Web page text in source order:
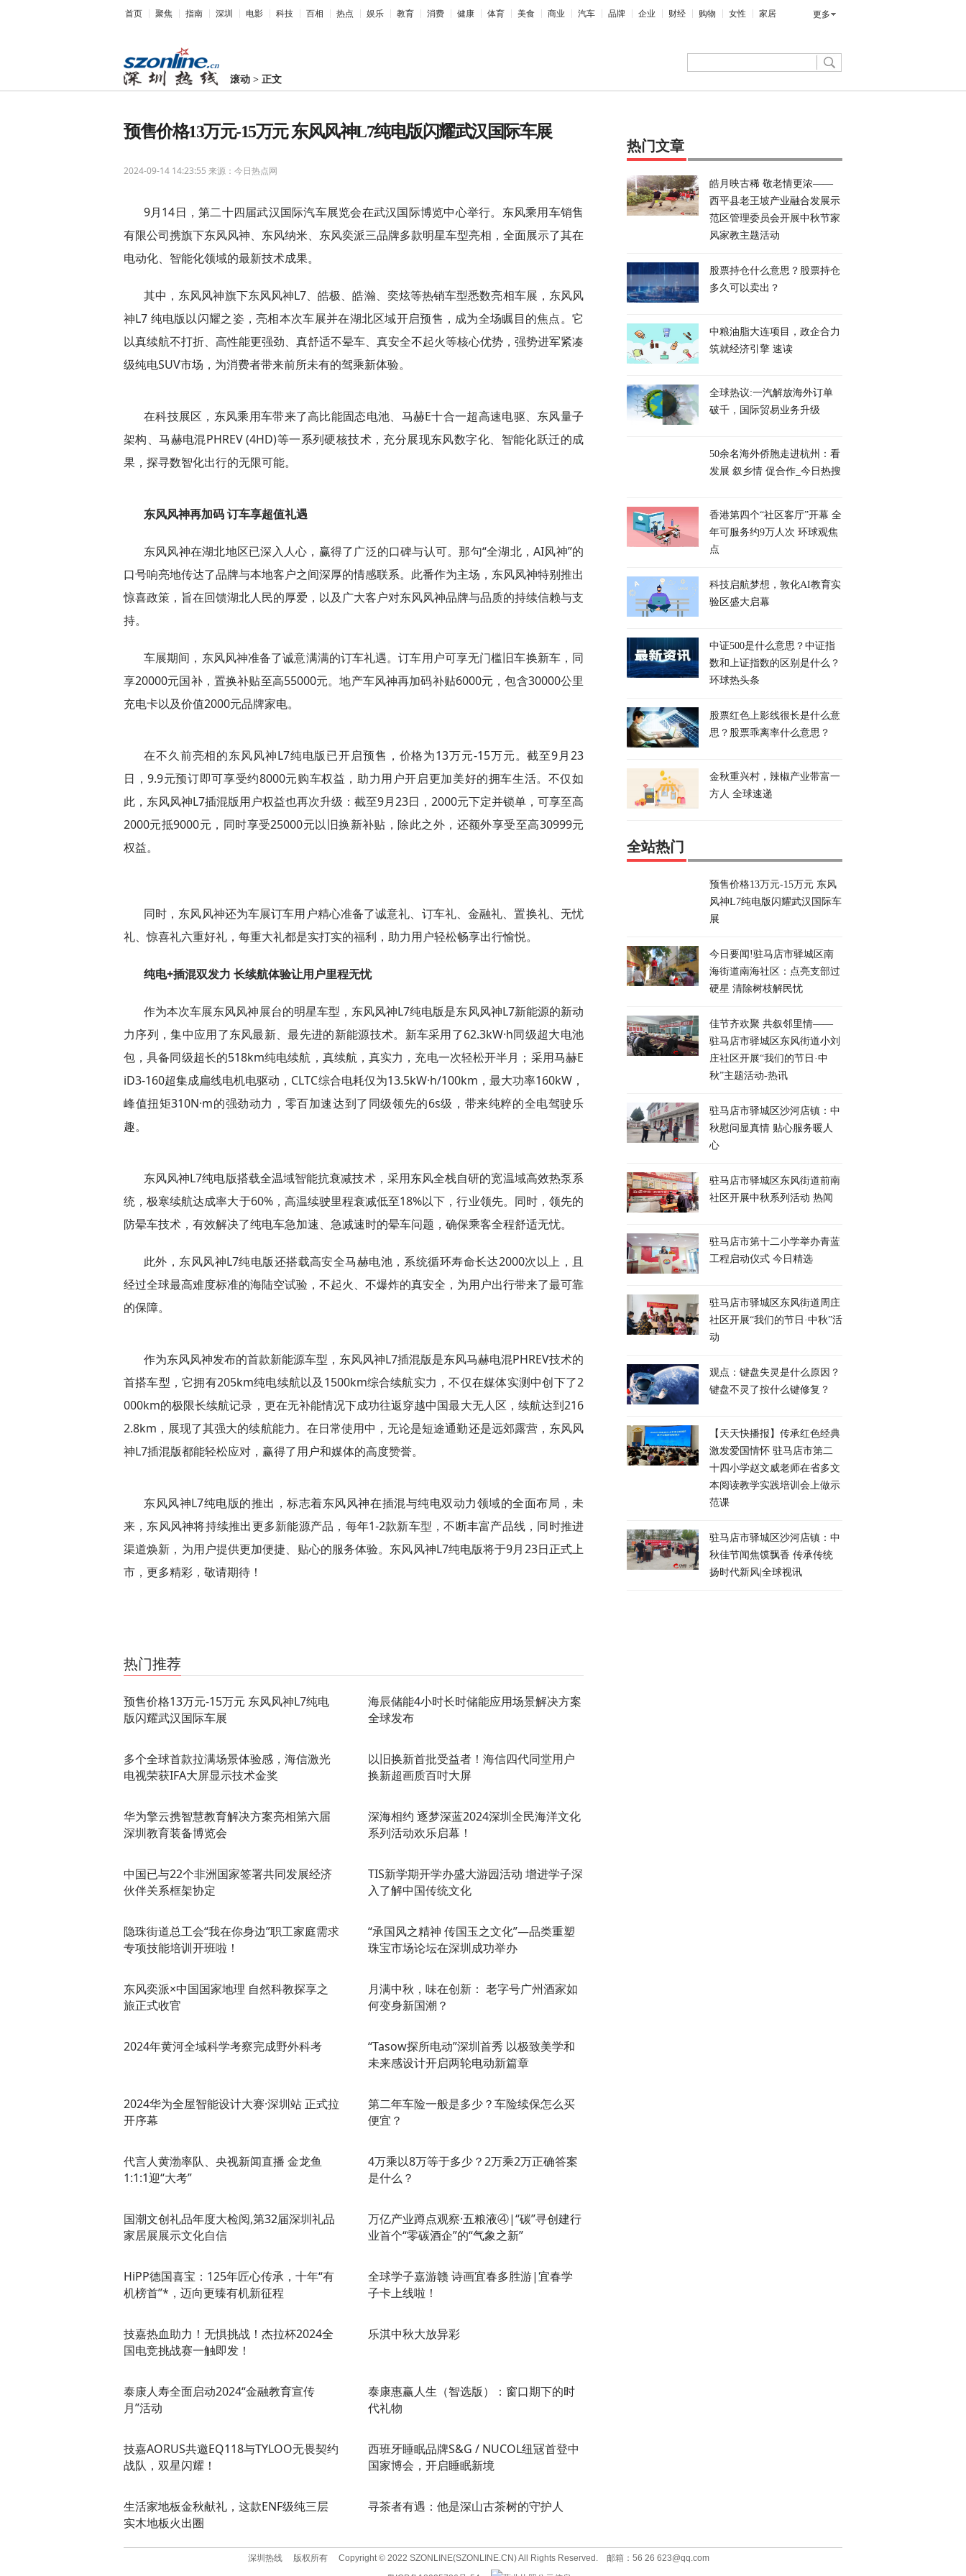
首页 聚焦 指南 深圳 电影 科技 百相 热点 娱乐 教育 消费 健康 体育 美食 商业 汽车 品牌 企业 财经 购物 女性 家居 更多
滚动 >正文
预售价格13万元-15万元 东风风神L7纯电版闪耀武汉国际车展
2024-09-14 14:23:55 来源：今日热点网
9月14日，第二十四届武汉国际汽车展览会在武汉国际博览中心举行。东风乘用车销售
有限公司携旗下东风风神、东风纳米、东风奕派三品牌多款明星车型亮相，全面展示了其在
电动化、智能化领域的最新技术成果。
其中，东风风神旗下东风风神L7、皓极、皓瀚、奕炫等热销车型悉数亮相车展，东风风
神L7 纯电版以闪耀之姿，亮相本次车展并在湖北区域开启预售，成为全场瞩目的焦点。它
以真续航不打折、高性能更强劲、真舒适不晕车、真安全不起火等核心优势，强势进军紧凑
级纯电SUV市场，为消费者带来前所未有的驾乘新体验。
在科技展区，东风乘用车带来了高比能固态电池、马赫E十合一超高速电驱、东风量子
架构、马赫电混PHREV (4HD)等一系列硬核技术，充分展现东风数字化、智能化跃迁的成
果，探寻数智化出行的无限可能。
东风风神再加码 订车享超值礼遇
东风风神在湖北地区已深入人心，赢得了广泛的口碑与认可。那句“全湖北，AI风神”的
口号响亮地传达了品牌与本地客户之间深厚的情感联系。此番作为主场，东风风神特别推出
惊喜政策，旨在回馈湖北人民的厚爱，以及广大客户对东风风神品牌与品质的持续信赖与支
持。
车展期间，东风风神准备了诚意满满的订车礼遇。订车用户可享无门槛旧车换新车，同
享20000元国补，置换补贴至高55000元。地产车风神再加码补贴6000元，包含30000公里
充电卡以及价值2000元品牌家电。
在不久前亮相的东风风神L7纯电版已开启预售，价格为13万元-15万元。截至9月23
日，9.9元预订即可享受约8000元购车权益，助力用户开启更加美好的拥车生活。不仅如
此，东风风神L7插混版用户权益也再次升级：截至9月23日，2000元下定并锁单，可享至高
2000元抵9000元，同时享受25000元以旧换新补贴，除此之外，还额外享受至高30999元
权益。
同时，东风风神还为车展订车用户精心准备了诚意礼、订车礼、金融礼、置换礼、无忧
礼、惊喜礼六重好礼，每重大礼都是实打实的福利，助力用户轻松畅享出行愉悦。
纯电+插混双发力 长续航体验让用户里程无忧
作为本次车展东风风神展台的明星车型，东风风神L7纯电版是东风风神L7新能源的新动
力序列，集中应用了东风最新、最先进的新能源技术。新车采用了62.3kW·h同级超大电池
包，具备同级超长的518km纯电续航，真续航，真实力，充电一次轻松开半月；采用马赫E
iD3-160超集成扁线电机电驱动，CLTC综合电耗仅为13.5kW·h/100km，最大功率160kW，
峰值扭矩310N·m的强劲动力，零百加速达到了同级领先的6s级，带来纯粹的全电驾驶乐
趣。
东风风神L7纯电版搭载全温域智能抗衰减技术，采用东风全栈自研的宽温域高效热泵系
统，极寒续航达成率大于60%，高温续驶里程衰减低至18%以下，行业领先。同时，领先的
防晕车技术，有效解决了纯电车急加速、急减速时的晕车问题，确保乘客全程舒适无忧。
此外，东风风神L7纯电版还搭载高安全马赫电池，系统循环寿命长达2000次以上，且
经过全球最高难度标准的海陆空试验，不起火、不爆炸的真安全，为用户出行带来了最可靠
的保障。
作为东风风神发布的首款新能源车型，东风风神L7插混版是东风马赫电混PHREV技术的
首搭车型，它拥有205km纯电续航以及1500km综合续航实力，不仅在媒体实测中创下了2
000km的极限长续航记录，更在无补能情况下成功往返穿越中国最大无人区，续航达到216
2.8km，展现了其强大的续航能力。在日常使用中，无论是短途通勤还是远郊露营，东风风
神L7插混版都能轻松应对，赢得了用户和媒体的高度赞誉。
东风风神L7纯电版的推出，标志着东风风神在插混与纯电双动力领域的全面布局，未
来，东风风神将持续推出更多新能源产品，每年1-2款新车型，不断丰富产品线，同时推进
渠道焕新，为用户提供更加便捷、贴心的服务体验。东风风神L7纯电版将于9月23日正式上
市，更多精彩，敬请期待！
热门推荐
预售价格13万元-15万元 东风风神L7纯电
版闪耀武汉国际车展
海辰储能4小时长时储能应用场景解决方案
全球发布
多个全球首款拉满场景体验感，海信激光
电视荣获IFA大屏显示技术金奖
以旧换新首批受益者！海信四代同堂用户
换新超画质百吋大屏
华为擎云携智慧教育解决方案亮相第六届
深圳教育装备博览会
深海相约 逐梦深蓝2024深圳全民海洋文化
系列活动欢乐启幕！
中国已与22个非洲国家签署共同发展经济
伙伴关系框架协定
TIS新学期开学办盛大游园活动 增进学子深
入了解中国传统文化
隐珠街道总工会“我在你身边”职工家庭需求
专项技能培训开班啦！
“承国风之精神 传国玉之文化”—品类重塑
珠宝市场论坛在深圳成功举办
东风奕派×中国国家地理 自然科教探享之
旅正式收官
月满中秋，味在创新： 老字号广州酒家如
何变身新国潮？
2024年黄河全域科学考察完成野外科考
“Tasow探所电动”深圳首秀 以极致美学和
未来感设计开启两轮电动新篇章
2024华为全屋智能设计大赛·深圳站 正式拉
开序幕
第二年车险一般是多少？车险续保怎么买
便宜？
代言人黄渤率队、央视新闻直播 金龙鱼
1:1:1迎“大考”
4万乘以8万等于多少？2万乘2万正确答案
是什么？
国潮文创礼品年度大检阅,第32届深圳礼品
家居展展示文化自信
万亿产业蹲点观察·五粮液④|“碳”寻创建行
业首个“零碳酒企”的“气象之新”
HiPP德国喜宝：125年匠心传承，十年“有
机榜首”*，迈向更臻有机新征程
全球学子嘉游赣 诗画宜春多胜游|宜春学
子卡上线啦！
技嘉热血助力！无惧挑战！杰拉杯2024全
国电竞挑战赛一触即发！
乐淇中秋大放异彩
泰康人寿全面启动2024“金融教育宣传
月”活动
泰康惠赢人生（智选版）：窗口期下的时
代礼物
技嘉AORUS共邀EQ118与TYLOO无畏契约
战队，双星闪耀！
西班牙睡眠品牌S&G / NUCOL纽冦首登中
国家博会，开启睡眠新境
生活家地板金秋献礼，这款ENF级纯三层
实木地板火出圈
寻茶者有遇：他是深山古茶树的守护人
热门文章
​皓月映古稀 敬老情更浓——
西平县老王坡产业融合发展示
范区管理委员会开展中秋节家
风家教主题活动
股票持仓什么意思？股票持仓
多久可以卖出？
中粮油脂大连项目，政企合力
筑就经济引擎 速读
全球热议:一汽解放海外订单
破千，国际贸易业务升级
50余名海外侨胞走进杭州：看
发展 叙乡情 促合作_今日热搜
香港第四个“社区客厅”开幕 全
年可服务约9万人次 环球观焦
点
科技启航梦想，敦化AI教育实
验区盛大启幕
中证500是什么意思？中证指
数和上证指数的区别是什么？
环球热头条
股票红色上影线很长是什么意
思？股票乖离率什么意思？
金秋重兴村，辣椒产业带富一
方人 全球速递
全站热门
预售价格13万元-15万元 东风
风神L7纯电版闪耀武汉国际车
展
今日要闻!驻马店市驿城区南
海街道南海社区：点亮支部过
硬星 清除树枝解民忧
佳节齐欢聚 共叙邻里情——
驻马店市驿城区东风街道小刘
庄社区开展“我们的节日·中
秋”主题活动-热讯
驻马店市驿城区沙河店镇：中
秋慰问显真情 贴心服务暖人
心
驻马店市驿城区东风街道前南
社区开展中秋系列活动 热闻
驻马店市第十二小学举办青蓝
工程启动仪式 今日精选
驻马店市驿城区东风街道周庄
社区开展“我们的节日·中秋”活
动
观点：键盘失灵是什么原因？
键盘不灵了按什么键修复？
【天天快播报】传承红色经典
激发爱国情怀 驻马店市第二
十四小学赵文威老师在省多文
本阅读教学实践培训会上做示
范课
驻马店市驿城区沙河店镇：中
秋佳节闻焦馍飘香 传承传统
扬时代新风|全球视讯
深圳热线 版权所有 Copyright © 2022 SZONLINE(SZONLINE.CN) All Rights Reserved.
邮箱：56 26 623@qq.com